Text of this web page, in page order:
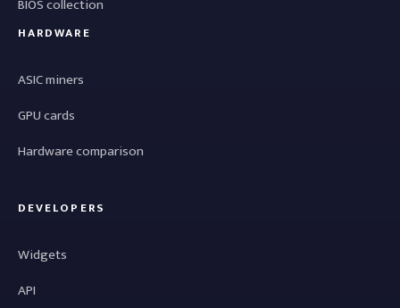
BIOS collection
HARDWARE
ASIC miners
GPU cards
Hardware comparison
DEVELOPERS
Widgets
API